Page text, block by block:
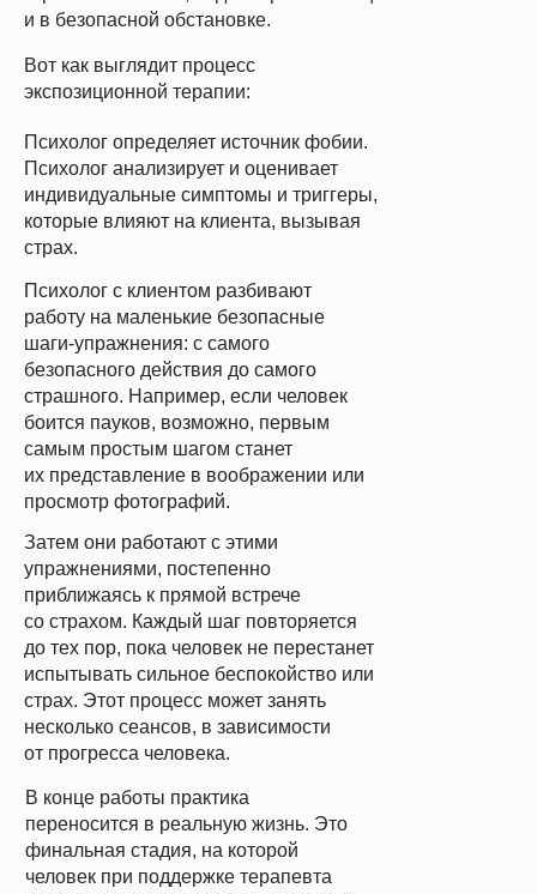
и в безопасной обстановке.
Вот как выглядит процесс
экспозиционной терапии:
Психолог определяет источник фобии.
Психолог анализирует и оценивает
индивидуальные симптомы и триггеры,
которые влияют на клиента, вызывая
страх.
Психолог с клиентом разбивают
работу на маленькие безопасные
шаги-упражнения: с самого
безопасного действия до самого
страшного. Например, если человек
боится пауков, возможно, первым
самым простым шагом станет
их представление в воображении или
просмотр фотографий.
Затем они работают с этими
упражнениями, постепенно
приближаясь к прямой встрече
со страхом. Каждый шаг повторяется
до тех пор, пока человек не перестанет
испытывать сильное беспокойство или
страх. Этот процесс может занять
несколько сеансов, в зависимости
от прогресса человека.
В конце работы практика
переносится в реальную жизнь. Это
финальная стадия, на которой
человек при поддержке терапевта